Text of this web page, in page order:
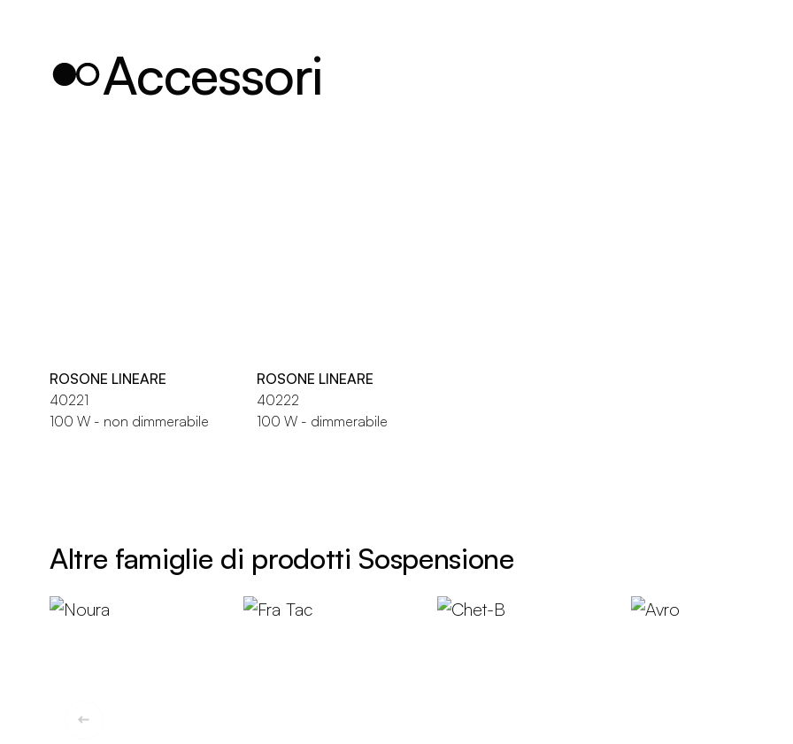
Accessori
ROSONE LINEARE
40221
100 W - non dimmerabile
ROSONE LINEARE
40222
100 W - dimmerabile
Altre famiglie di prodotti Sospensione